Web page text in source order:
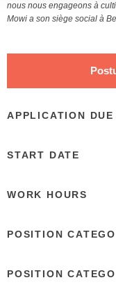
nous nous engageons à
Mowi a son siège social à
APPLICATION DUE
START DATE
WORK HOURS
POSITION
POSITION